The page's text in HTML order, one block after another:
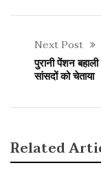
Next Post
पुरानी पेंशन
सांसदों को चेताया
Related